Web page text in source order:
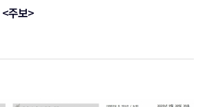
주보>